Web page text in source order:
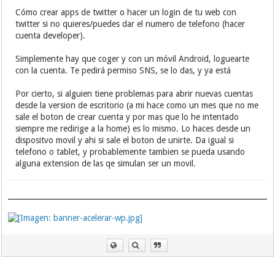
Cómo crear apps de twitter o hacer un login de tu web con
twitter si no quieres/puedes dar el numero de telefono (hacer
cuenta developer).
Simplemente hay que coger y con un móvil Android, loguearte
con la cuenta. Te pedirá permiso SNS, se lo das, y ya está
Por cierto, si alguien tiene problemas para abrir nuevas cuentas
desde la version de escritorio (a mi hace como un mes que no me
sale el boton de crear cuenta y por mas que lo he intentado
siempre me redirige a la home) es lo mismo. Lo haces desde un
dispositvo movil y ahi si sale el boton de unirte. Da igual si
telefono o tablet, y probablemente tambien se pueda usando
alguna extension de las qe simulan ser un movil.